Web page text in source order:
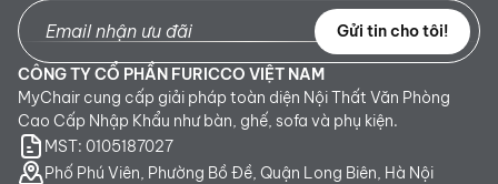
Gửi tin cho tôi!
CÔNG TY CỔ PHẦN FURICCO VIỆT NAM
MyChair cung cấp giải pháp toàn diện Nội Thất Văn Phòng
Cao Cấp Nhập Khẩu như bàn, ghế, sofa và phụ kiện.
MST: 0105187027
Phố Phú Viên, Phường Bồ Đề, Quận Long Biên, Hà Nội